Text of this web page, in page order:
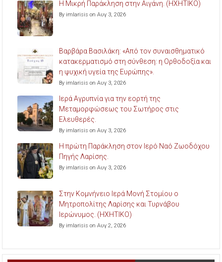
Η Μικρή Παράκληση στην Αιγάνη. (ΗΧΗΤΙΚΟ)
By imlarisis on Αυγ 3, 2026
Βαρβάρα Βασιλάκη: «Από τον συναισθηματικό
κατακερματισμό στη σύνθεση: η Ορθοδοξία και
η ψυχική υγεία της Ευρώπης».
By imlarisis on Αυγ 3, 2026
Ιερά Αγρυπνία για την εορτή της
Μεταμορφώσεως του Σωτήρος στις
Ελευθερές.
By imlarisis on Αυγ 3, 2026
Η πρώτη Παράκληση στον Ιερό Ναό Ζωοδόχου
Πηγής Λαρίσης.
By imlarisis on Αυγ 3, 2026
Στην Κομνήνειο Ιερά Μονή Στομίου ο
Μητροπολίτης Λαρίσης και Τυρνάβου
Ιερώνυμος. (ΗΧΗΤΙΚΟ)
By imlarisis on Αυγ 2, 2026